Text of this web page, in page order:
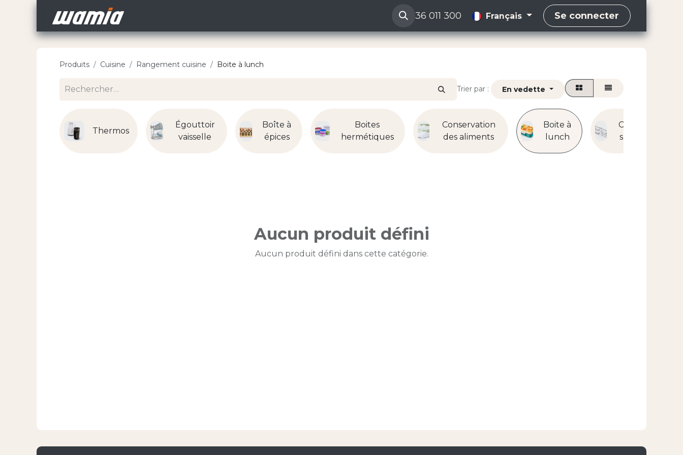
36 011 300 Français Se connecter
Produits Cuisine Rangement cuisine Boite à lunch
Trier par : En vedette
Thermos
Égouttoir
vaisselle
Boîte à
épices
Boites
hermétiques
Conservation
des aliments
Boite à
lunch
Casiers et
supports
Aucun produit défini
Aucun produit défini dans cette catégorie.